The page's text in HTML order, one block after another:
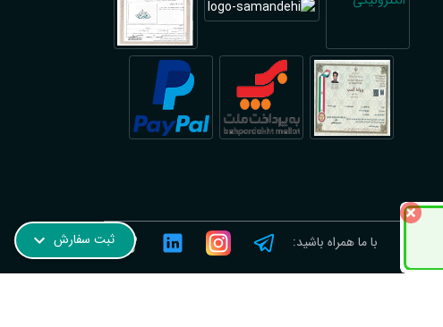
با ما همراه باشید:ترجمه رسمی نروژی در فیروزآباد؛ فوری و آنلاینثبت سفارش